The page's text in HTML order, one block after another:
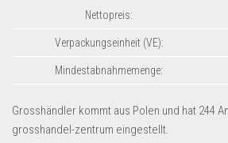
Saison & Eventprodkte
Dropshipping-Produkte
Nettopreis:
Verpackungseinheit (VE):
Mindestabnahmemenge:
Grosshändler kommt aus Polen und hat 244
grosshandel-zentrum eingestellt.